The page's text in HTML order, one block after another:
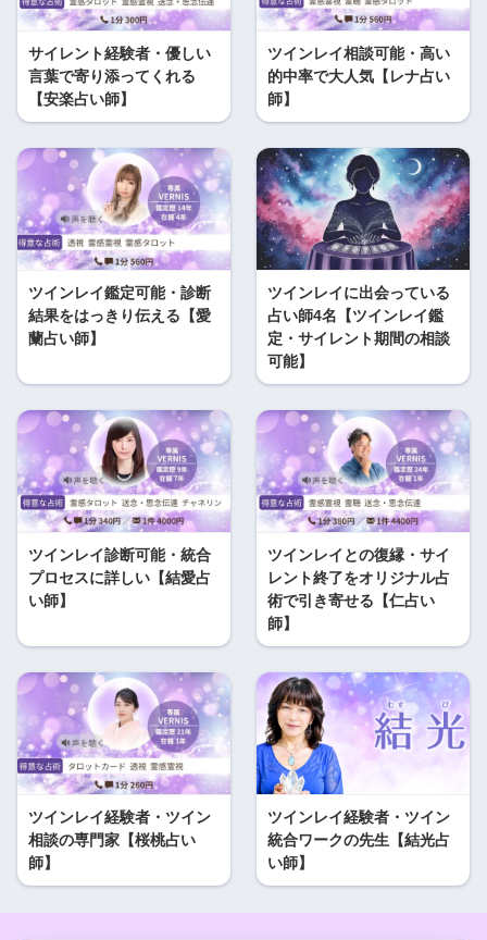
サイレント経験者・優しい
言葉で寄り添ってくれる
【安楽占い師】
ツインレイ相談可能・高い
的中率で大人気【レナ占い
師】
ツインレイ鑑定可能・診断
結果をはっきり伝える【愛
蘭占い師】
ツインレイに出会っている
占い師4名【ツインレイ鑑
定・サイレント期間の相談
可能】
ツインレイ診断可能・統合
プロセスに詳しい【結愛占
い師】
ツインレイとの復縁・サイ
レント終了をオリジナル占
術で引き寄せる【仁占い
師】
ツインレイ経験者・ツイン
相談の専門家【桜桃占い
師】
ツインレイ経験者・ツイン
統合ワークの先生【結光占
い師】